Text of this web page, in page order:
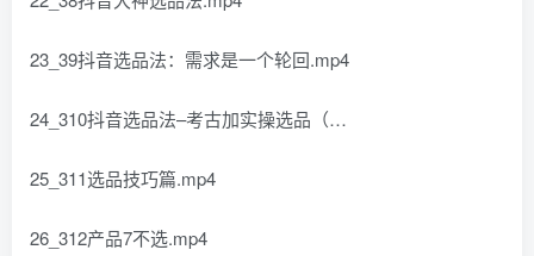
23_39抖音选品法：需求是一个轮回.mp4
24_310抖音选品法–考古加实操选品（…
25_311选品技巧篇.mp4
26_312产品7不选.mp4